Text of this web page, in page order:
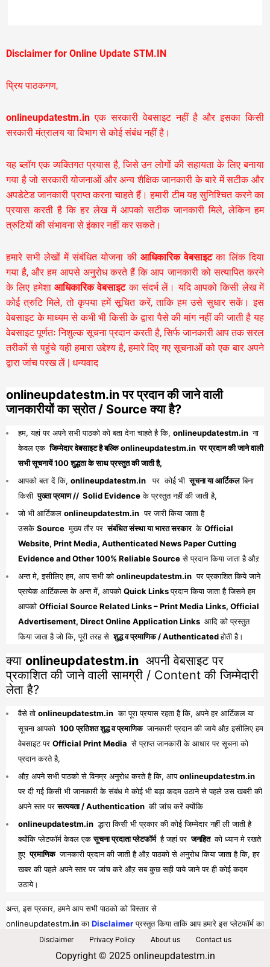
Disclaimer for Online Update STM.IN
प्रिय पाठकगण,
onlineupdatestm.in एक सरकारी वेबसाइट नहीं है और इसका किसी
सरकारी मंत्रालय या विभाग से कोई संबंध नहीं है।
यह ब्लॉग एक व्यक्तिगत प्रयास है, जिसे उन लोगों की सहायता के लिए बनाया
गया है जो सरकारी योजनाओं और अन्य शैक्षिक जानकारी के बारे में सटीक और
अपडेटेड जानकारी प्राप्त करना चाहते हैं। हमारी टीम यह सुनिश्चित करने का
प्रयास करती है कि हर लेख में आपको सटीक जानकारी मिले, लेकिन हम
त्रुटियों की संभावना से इंकार नहीं कर सकते।
हमारे सभी लेखों में संबंधित योजना की आधिकारिक वेबसाइटका लिंक दिया
गया है, और हम आपसे अनुरोध करते हैं कि आप जानकारी को सत्यापित करने
के लिए हमेशा आधिकारिक वेबसाइटका संदर्भ लें। यदि आपको किसी लेख में
कोई त्रुटि मिले, तो कृपया हमें सूचित करें, ताकि हम उसे सुधार सकें। इस
वेबसाइट के माध्यम से कभी भी किसी के द्वारा पैसे की मांग नहीं की जाती है यह
वेबसाइट पूर्णतः निशुल्क सूचना प्रदान करती है,सिर्फ जानकारी आप तक सरल
तरीकों से पहुंचे यही हमारा उद्देश्य है, हमारे दिए गए सूचनाओं को एक बार अपने
द्वारा जांच परख लें | धन्यवाद
onlineupdatestm.in पर प्रदान की जाने वाली
जानकारीयों का स्रोत / Source क्या है?
हम, यहां पर अपने सभी पाठको को बता देना चाहते है कि, onlineupdatestm.in ना
केवल एक जिम्मेदार वेबसाइट है बल्कि onlineupdatestm.in पर प्रदान की जाने वाली
सभी सूचनायें 100 शुद्धता के साथ प्रस्तुत की जाती है,
आपको बता दें कि, onlineupdatestm.in पर कोई भी सूचना या आर्टिकलबिना
किसी पुख्ता प्रमाण // Solid Evidenceके प्रस्तुत नहीं की जाती है,
जो भी आर्टिकल onlineupdatestm.in पर जारी किया जाता है
उसके Source मुख्य तौर पर संबंधित संस्था या भारत सरकार के Official
Website, Print Media, Authenticated News Paper Cutting
Evidence and Other 100% Reliable Sourceसे प्रदान किया जाता है औऱ
अन्त मे, इसीलिए हम, आप सभी को onlineupdatestm.in पर प्रकाशित किये जाने
प्रत्येक आर्टिकल्स के अन्त में, आपको Quick Linksप्रदान किया जाता है जिसमे हम
आपको Official Source Related Links – Print Media Links, Official
Advertisement, Direct Online Application Links आदि को प्रस्तुत
किया जाता है जो कि, पूरी तरह से शुद्ध व प्रमाणिक / Authenticatedहोती है।
क्या onlineupdatestm.in अपनी वेबसाइट पर
प्रकाशित की जाने वाली सामग्री / Content की जिम्मेदारी
लेता है?
वैसे तो onlineupdatestm.in का पूरा प्रयास रहता है कि, अपने हर आर्टिकल या
सूचना आपको 100 प्रतिशत शुद्ध व प्रमाणिक जानकारी प्रदान की जाये औऱ इसीलिए हम
वेबसाइट पर Official Print Media से प्राप्त जानकारी के आधार पर सूचना को
प्रदान करते है,
औऱ अपने सभी पाठको से विनम्र अनुरोध करते है कि, आपonlineupdatestm.in
पर दी गई किसी भी जानकारी के संबंध मे कोई भी बड़ा कदम उठाने से पहले उस खबरी की
अपने स्तर परसत्ययता / Authentication की जांच करें क्योंकि
onlineupdatestm.in द्धारा किसी भी प्रकार की कोई जिम्मेदार नहीं ली जाती है
क्योंकि प्लेटफॉर्म केवल एकसूचना प्रदाता प्लेटफॉर्म है जहां पर जनहित को ध्यान मे रखते
हुए प्रमाणिक जानकारी प्रदान की जाती है औऱ पाठको से अनुरोध किया जाता है कि, हर
खबर की पहले अपने स्तर पर जांच करे औऱ सब कुछ सही पाये जाने पर ही कोई कदम
उठाये।
अन्त, इस प्रकार, हमने आप सभी पाठको को विस्तार से
onlineupdatestm.inका Disclaimerप्रस्तुत किया ताकि आप हमारे इस प्लेटफॉर्म का
पूरा व भरपूर लाभ प्राप्त कर सकें।
Disclaimer Privacy Policy About us Contact us
Copyright © 2025 onlineupdatestm.in